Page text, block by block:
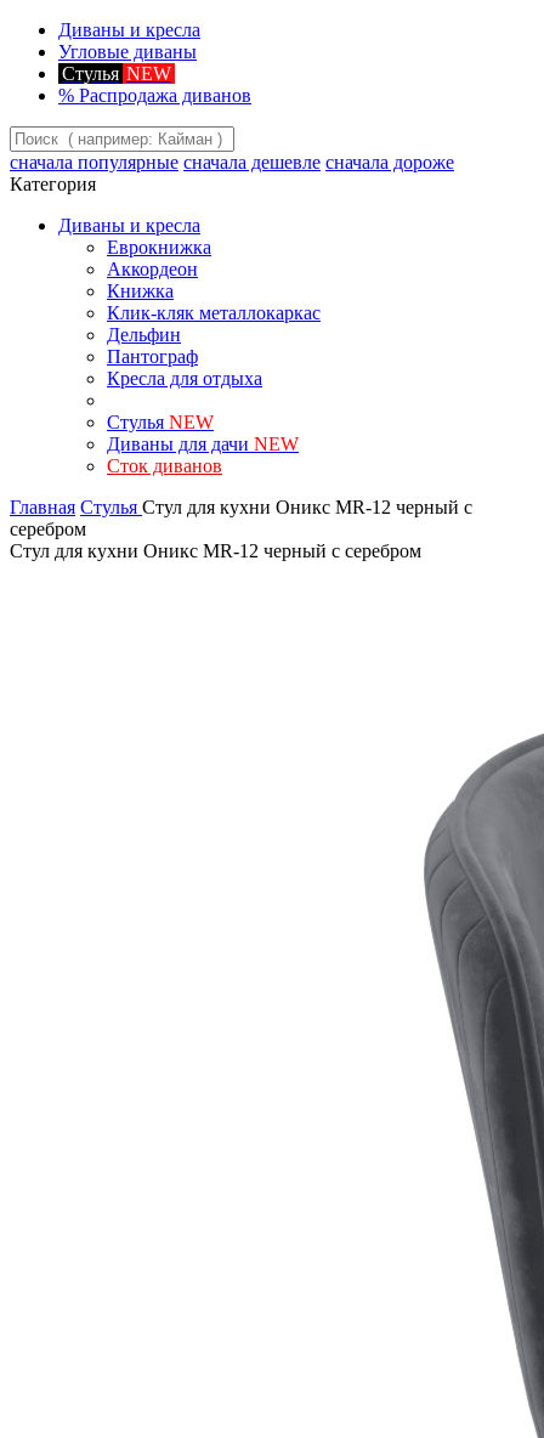
Диваны и кресла
Угловые диваны
Стулья NEW
% Распродажа диванов
сначала популярные сначала дешевле сначала дороже
Категория
Диваны и кресла
Еврокнижка
Аккордеон
Книжка
Клик-кляк металлокаркас
Дельфин
Пантограф
Кресла для отдыха
Стулья NEW
Диваны для дачи NEW
Сток диванов
Главная Стулья Стул для кухни Оникс MR-12 черный с
серебром
Стул для кухни Оникс MR-12 черный с серебром